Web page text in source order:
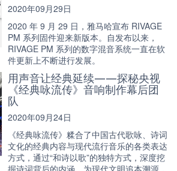
2020年09月29日
2020 年 9 月 29 日，雅马哈宣布 RIVAGE
PM 系列固件迎来新版本。自发布以来，
RIVAGE PM 系列的数字混音系统一直在软
件更新上不断进行发展。
用声音让经典延续——探秘央视
《经典咏流传》音响制作幕后团
队
2020年09月24日
《经典咏流传》糅合了中国古代歌咏、诗词
文化的经典内容与现代流行音乐的各类表达
方式，通过“和诗以歌”的独特方式，深度挖
掘诗词背后的内涵，为现代文明追本溯源，